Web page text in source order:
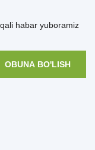
habar yuboramiz
OBUNA BO'LISH